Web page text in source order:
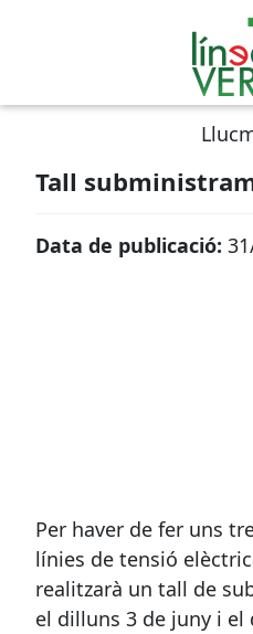
Tall
Data de publicació:
Per haver de fer uns
línies de tensió
realitzarà un tall de
el dilluns 3 de juny i